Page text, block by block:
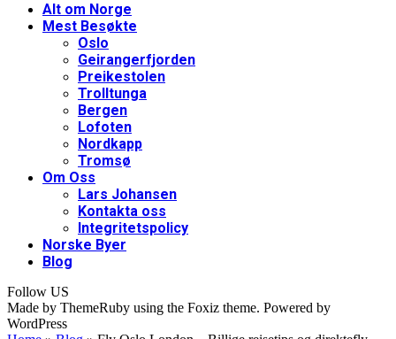
Alt om Norge
Mest Besøkte
Oslo
Geirangerfjorden
Preikestolen
Trolltunga
Bergen
Lofoten
Nordkapp
Tromsø
Om Oss
Lars Johansen
Kontakta oss
Integritetspolicy
Norske Byer
Blog
Follow US
Made by ThemeRuby using the Foxiz theme. Powered by
WordPress